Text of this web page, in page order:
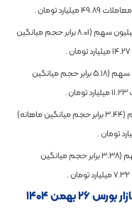
49.89میلیارد تومان .
سهم (8.01برابر حجم میانگین
14.27میلیارد تومان .
سهم (5.18برابر حجم میانگین
11.23میلیارد تومان .
(
3.44برابر حجم میانگین ماهانه)
تومان .
(
3.38برابر حجم میانگین
7.32میلیارد تومان .
بهمن ۱۴۰۴